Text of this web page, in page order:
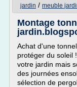
jardin / meuble
Montage
Achat d'une
protéger du soleil
votre jardin mais
des journées
sélection de